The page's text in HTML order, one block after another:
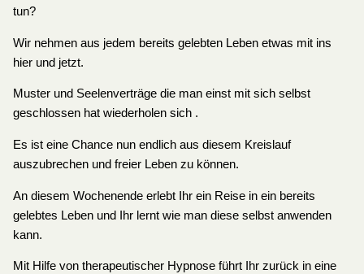
tun?
Wir nehmen aus jedem bereits gelebten Leben etwas mit ins
hier und jetzt.
Muster und Seelenverträge die man einst mit sich selbst
geschlossen hat wiederholen sich .
Es ist eine Chance nun endlich aus diesem Kreislauf
auszubrechen und freier Leben zu können.
An diesem Wochenende erlebt Ihr ein Reise in ein bereits
gelebtes Leben und Ihr lernt wie man diese selbst anwenden
kann.
Mit Hilfe von therapeutischer Hypnose führt Ihr zurück in eine